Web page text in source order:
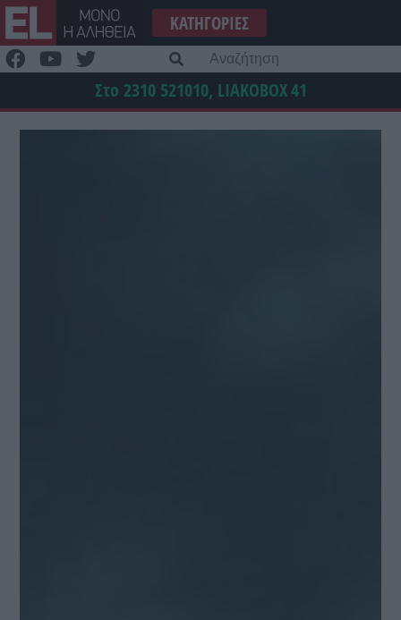
Μετάβαση
στο
περιεχόμενο
ΚΑΤΗΓΟΡΊΕΣ
Στο 2310 521010, LIAKOBOX41